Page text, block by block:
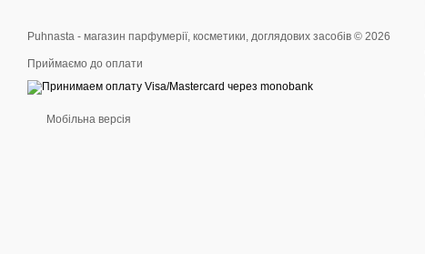
Puhnasta - магазин парфумерії, косметики, доглядових засобів © 2026
Приймаємо до оплати
Мобільна версія